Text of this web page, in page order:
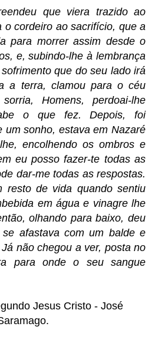
que viera trazido ao
o cordeiro ao sacrifício, que a
para morrer assim desde o
e, subindo-lhe à lembrança
que do seu lado irá
a terra, clamou para o céu
Homens, perdoai-lhe
o que fez. Depois, foi
um sonho, estava em Nazaré
encolhendo os ombros e
eu posso fazer-te todas as
dar-me todas as respostas.
resto de vida quando sentiu
em água e vinagre lhe
olhando para baixo, deu
afastava com um balde e
não chegou a ver, posta no
para onde o seu sangue
Jesus Cristo - José